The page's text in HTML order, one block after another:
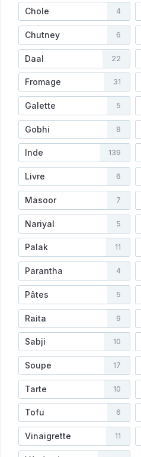
Chole 4
Chutney 6
Daal 22
Fromage 31
Galette 5
Gobhi 8
Inde 139
Livre 6
Masoor 7
Nariyal 5
Palak 11
Parantha 4
Pâtes 5
Raita 9
Sabji 10
Soupe 17
Tarte 10
Tofu 6
Vinaigrette 11